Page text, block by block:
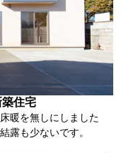
住宅
暖を無しにしました
露も少ないです。